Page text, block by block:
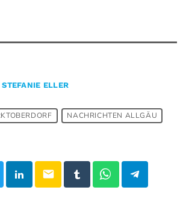
STEFANIE ELLER
NACHRICHTEN ALLGÄU
email